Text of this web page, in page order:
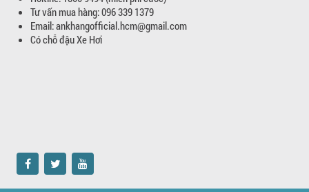
Tư vấn mua hàng: 096 339 1379
Email: ankhangofficial.hcm@gmail.com
Có chỗ đậu Xe Hơi